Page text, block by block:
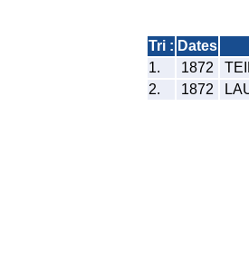
Tri : Dates
1.
1872
2.
1872